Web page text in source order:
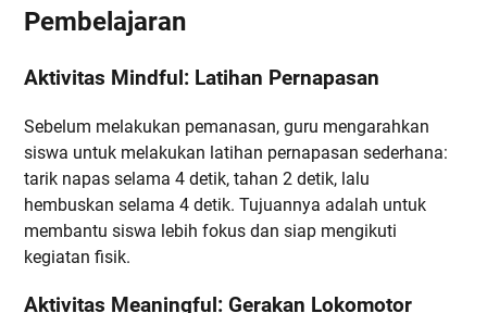
Pembelajaran
Aktivitas Mindful: Latihan Pernapasan
Sebelum melakukan pemanasan, guru mengarahkan
siswa untuk melakukan latihan pernapasan sederhana:
tarik napas selama 4 detik, tahan 2 detik, lalu
hembuskan selama 4 detik. Tujuannya adalah untuk
membantu siswa lebih fokus dan siap mengikuti
kegiatan fisik.
Aktivitas Meaningful: Gerakan Lokomotor